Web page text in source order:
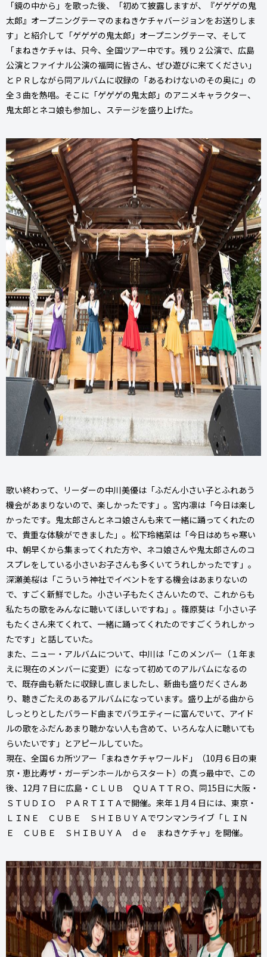
「鏡の中から」を歌った後、「初めて披露しますが、『ゲゲゲの鬼
太郎』オープニングテーマのまねきケチャバージョンをお送りしま
す」と紹介して「ゲゲゲの鬼太郎」オープニングテーマ、そして
「まねきケチャは、只今、全国ツアー中です。残り２公演で、広島
公演とファイナル公演の福岡に皆さん、ぜひ遊びに来てください」
とＰＲしながら同アルバムに収録の「あるわけないのその奥に」の
全３曲を熱唱。そこに「ゲゲゲの鬼太郎」のアニメキャラクター、
鬼太郎とネコ娘も参加し、ステージを盛り上げた。
歌い終わって、リーダーの中川美優は「ふだん小さい子とふれあう
機会があまりないので、楽しかったです」。宮内凛は「今日は楽し
かったです。鬼太郎さんとネコ娘さんも来て一緒に踊ってくれたの
で、貴重な体験ができました」。松下玲緒菜は「今日はめちゃ寒い
中、朝早くから集まってくれた方や、ネコ娘さんや鬼太郎さんのコ
スプレをしている小さいお子さんも多くいてうれしかったです」。
深瀬美桜は「こういう神社でイベントをする機会はあまりないの
で、すごく新鮮でした。小さい子もたくさんいたので、これからも
私たちの歌をみんなに聴いてほしいですね」。篠原葵は「小さい子
もたくさん来てくれて、一緒に踊ってくれたのですごくうれしかっ
たです」と話していた。
また、ニュー・アルバムについて、中川は「このメンバー（１年ま
えに現在のメンバーに変更）になって初めてのアルバムになるの
で、既存曲も新たに収録し直しましたし、新曲も盛りだくさんあ
り、聴きごたえのあるアルバムになっています。盛り上がる曲から
しっとりとしたバラード曲までバラエティーに富んでいて、アイド
ルの歌をふだんあまり聴かない人も含めて、いろんな人に聴いても
らいたいです」とアピールしていた。
現在、全国６カ所ツアー「まねきケチャワールド」（10月６日の東
京・恵比寿ザ・ガーデンホールからスタート）の真っ最中で、この
後、12月７日に広島・ＣＬＵＢ ＱＵＡＴＴＲＯ、同15日に大阪・
ＳＴＵＤＩＯ ＰＡＲＴＩＴＡで開催。来年１月４日には、東京・
ＬＩＮＥ ＣＵＢＥ ＳＨＩＢＵＹＡでワンマンライブ「ＬＩＮ
Ｅ ＣＵＢＥ ＳＨＩＢＵＹＡ ｄｅ まねきケチャ」を開催。